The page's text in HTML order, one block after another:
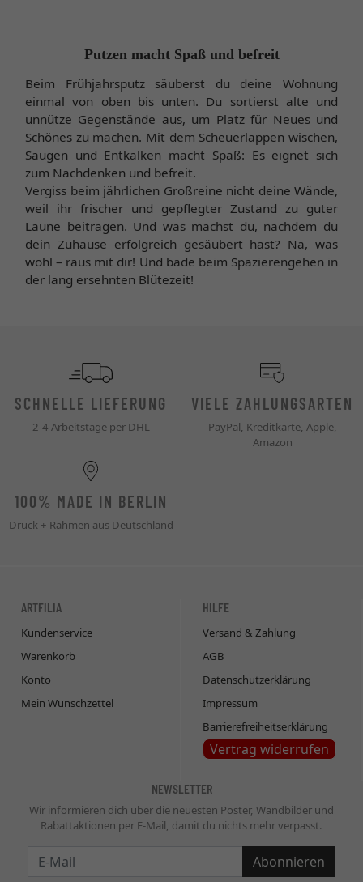
Putzen macht Spaß und befreit
Beim Frühjahrsputz säuberst du deine Wohnung
einmal von oben bis unten. Du sortierst alte und
unnütze Gegenstände aus, um Platz für Neues und
Schönes zu machen. Mit dem Scheuerlappen wischen,
Saugen und Entkalken macht Spaß: Es eignet sich
zum Nachdenken und befreit.
Vergiss beim jährlichen Großreine nicht deine Wände,
weil ihr frischer und gepflegter Zustand zu guter
Laune beitragen. Und was machst du, nachdem du
dein Zuhause erfolgreich gesäubert hast? Na, was
wohl – raus mit dir! Und bade beim Spazierengehen in
der lang ersehnten Blütezeit!
SCHNELLE LIEFERUNG
2-4 Arbeitstage per DHL
VIELE ZAHLUNGSARTEN
PayPal, Kreditkarte, Apple,
Amazon
100% MADE IN BERLIN
Druck + Rahmen aus Deutschland
ARTFILIA
Kundenservice
Warenkorb
Konto
Mein Wunschzettel
HILFE
Versand & Zahlung
AGB
Datenschutzerklärung
Impressum
Barrierefreiheitserklärung
Vertrag widerrufen
NEWSLETTER
Wir informieren dich über die neuesten Poster, Wandbilder und
Rabattaktionen per E-Mail, damit du nichts mehr verpasst.
Abonnieren